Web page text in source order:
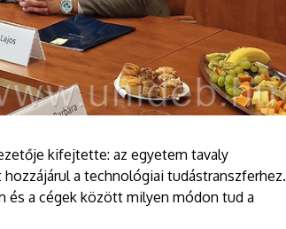
kifejtette: az egyetem tavaly
a technológiai tudástranszferhez.
és a cégek között milyen módon tud a